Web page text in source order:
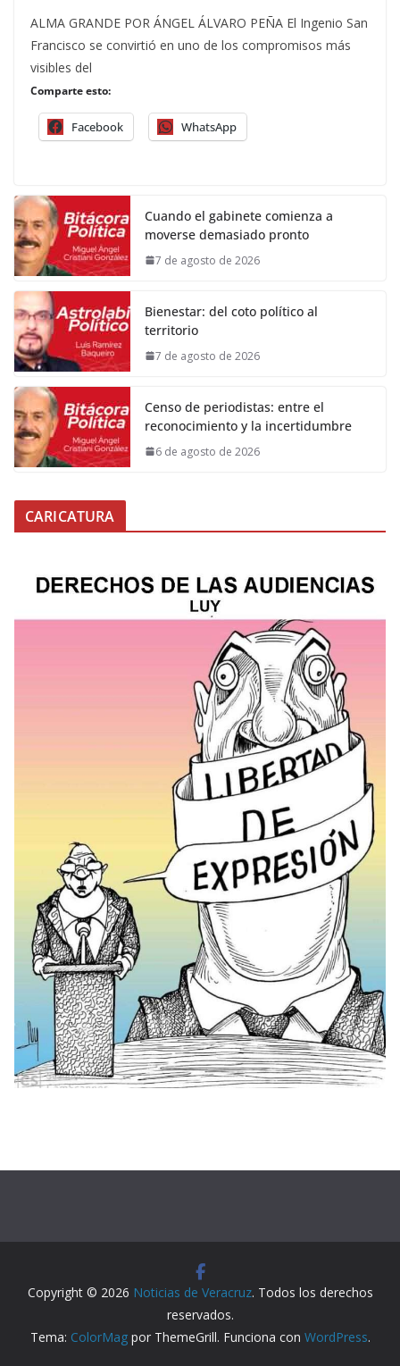
ALMA GRANDE POR ÁNGEL ÁLVARO PEÑA El Ingenio San
Francisco se convirtió en uno de los compromisos más
visibles del
Comparte esto:
Facebook WhatsApp
Cuando el gabinete comienza a
moverse demasiado pronto
7 de agosto de 2026
Bienestar: del coto político al
territorio
7 de agosto de 2026
Censo de periodistas: entre el
reconocimiento y la incertidumbre
6 de agosto de 2026
CARICATURA
Copyright © 2026 Noticias de Veracruz. Todos los derechos
reservados.
Tema: ColorMagpor ThemeGrill. Funciona con WordPress.